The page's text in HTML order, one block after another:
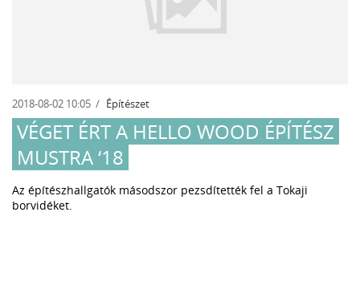
2018-08-02 10:05 Építészet
VÉGET ÉRT A HELLO WOOD ÉPÍTÉSZ
MUSTRA ‘18
Az építészhallgatók másodszor pezsdítették fel a Tokaji
borvidéket.